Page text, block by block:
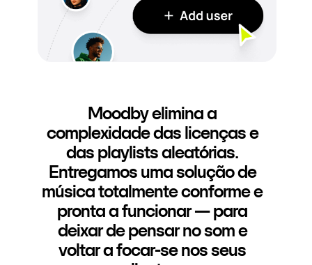
Moodby elimina a
complexidade das licenças e
das playlists aleatórias.
Entregamos uma solução de
música totalmente conforme e
pronta a funcionar — para
deixar de pensar no som e
voltar a focar-se nos seus